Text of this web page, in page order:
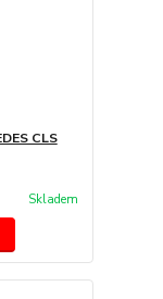
CLS
Skladem